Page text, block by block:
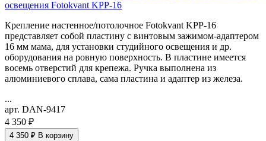
освещения Fotokvant KPP-16
Крепление настенное/потолочное Fotokvant KPP-16
представляет собой пластину с винтовым зажимом-адаптером
16 мм мама, для установки студийного освещения и др.
оборудования на ровную поверхность. В пластине имеется
восемь отверстий для крепежа. Ручка выполнена из
алюминиевого сплава, сама пластина и адаптер из железа.
...
арт. DAN-9417
4 350 ₽
4 350 ₽ В корзину